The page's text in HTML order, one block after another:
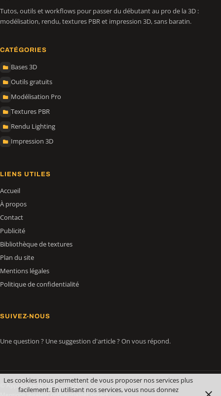
Tutos, outils et workflows pour passer du débutant au pro de la 3D :
modélisation, rendu, textures PBR et impression 3D, sans baratin.
CATÉGORIES
Bases 3D
Outils gratuits
Modélisation Pro
Textures PBR
Rendu Lighting
Impression 3D
LIENS UTILES
Accueil
À propos
Contact
Publicité
Bibliothèque de textures
Plan du site
Mentions légales
Politique de confidentialité
SUIVEZ-NOUS
Une question ? Une suggestion d'article ? On vous répond.
© Apprendre-la-3D.fr — 2026
Les cookies nous permettent de vous proposer nos services plus
facilement. En utilisant nos services, vous nous donnez